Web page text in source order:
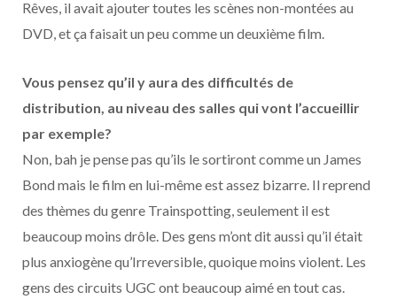
Rêves, il avait ajouter toutes les scènes non-montées au
DVD, et ça faisait un peu comme un deuxième film.
Vous pensez qu’il y aura des difficultés de
distribution, au niveau des salles qui vont l’accueillir
par exemple?
Non, bah je pense pas qu’ils le sortiront comme un James
Bond mais le film en lui-même est assez bizarre. Il reprend
des thèmes du genre Trainspotting, seulement il est
beaucoup moins drôle. Des gens m’ont dit aussi qu’il était
plus anxiogène qu’Irreversible, quoique moins violent. Les
gens des circuits UGC ont beaucoup aimé en tout cas.